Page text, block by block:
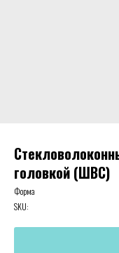
головкой (ШВС)
Форма
SKU: